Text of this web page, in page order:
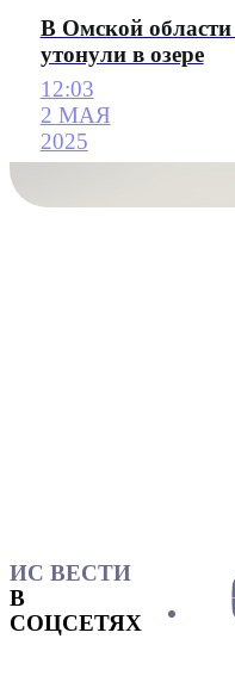
В Омской области
утонули в озере
12:03
2 МАЯ
2025
ИС ВЕСТИ
В
СОЦСЕТЯХ